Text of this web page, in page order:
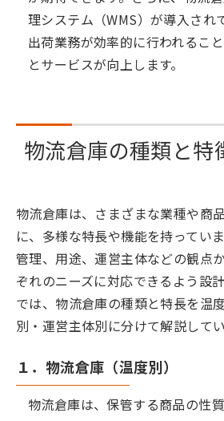
理システム（WMS）が導入され
出荷業務が効率的に行われるこ
とサービスが向上します。
物流倉庫の種類と特
物流倉庫は、さまざまな業種や商
に、多様な特長や機能を持ってい
管理、用途、運営主体などの観点
ぞれのニーズに対応できるよう設
では、物流倉庫の種類と特長を温
別・運営主体別に分けて解説してい
１．物流倉庫（温度別）
物流倉庫は、保管する商品の性